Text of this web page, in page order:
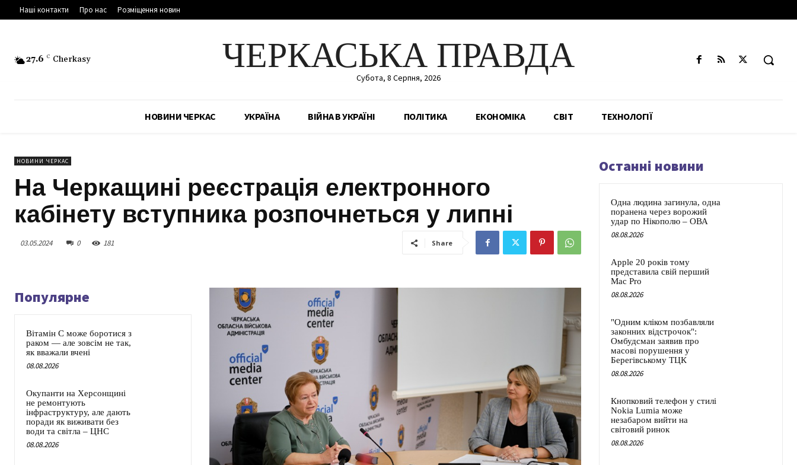
Наші контакти Про нас Розміщення новин
27.6 C Cherkasy ЧЕРКАСЬКА ПРАВДА
Субота, 8 Серпня, 2026
НОВИНИ ЧЕРКАС УКРАЇНА ВІЙНА В УКРАЇНІ ПОЛІТИКА ЕКОНОМІКА СВІТ ТЕХНОЛОГІЇ
НОВИНИ ЧЕРКАС
На Черкащині реєстрація електронного
кабінету вступника розпочнеться у липні
03.05.2024 0 181 Share
Популярне
Вітамін C може боротися з
раком — але зовсім не так,
як вважали вчені
08.08.2026
Окупанти на Херсонщині
не ремонтують
інфраструктуру, але дають
поради як виживати без
води та світла – ЦНС
08.08.2026
Останні новини
Одна людина загинула, одна
поранена через ворожий
удар по Нікополю – ОВА
08.08.2026
Apple 20 років тому
представила свій перший
Mac Pro
08.08.2026
"Одним кліком позбавляли
законних відстрочок":
Омбудсман заявив про
масові порушення у
Берегівському ТЦК
08.08.2026
Кнопковий телефон у стилі
Nokia Lumia може
незабаром вийти на
світовий ринок
08.08.2026